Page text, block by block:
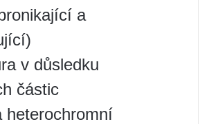
a
v důsledku
částic
heterochromní